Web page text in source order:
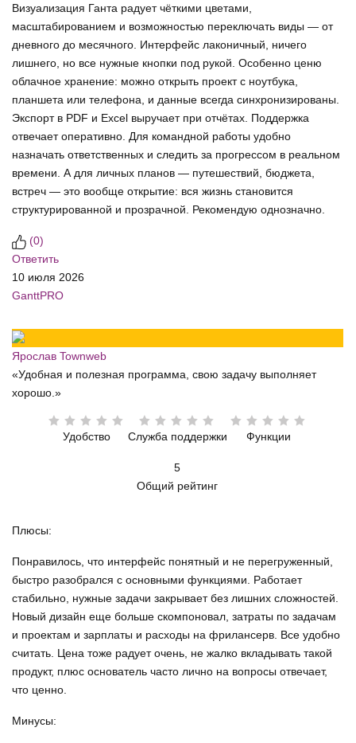
Визуализация Ганта радует чёткими цветами,
масштабированием и возможностью переключать виды — от
дневного до месячного. Интерфейс лаконичный, ничего
лишнего, но все нужные кнопки под рукой. Особенно ценю
облачное хранение: можно открыть проект с ноутбука,
планшета или телефона, и данные всегда синхронизированы.
Экспорт в PDF и Excel выручает при отчётах. Поддержка
отвечает оперативно. Для командной работы удобно
назначать ответственных и следить за прогрессом в реальном
времени. А для личных планов — путешествий, бюджета,
встреч — это вообще открытие: вся жизнь становится
структурированной и прозрачной. Рекомендую однозначно.
(0)
Ответить
10 июля 2026
GanttPRO
Ярослав Townweb
«Удобная и полезная программа, свою задачу выполняет
хорошо.»
Удобство Служба поддержки Функции
5
Общий рейтинг
Плюсы:
Понравилось, что интерфейс понятный и не перегруженный,
быстро разобрался с основными функциями. Работает
стабильно, нужные задачи закрывает без лишних сложностей.
Новый дизайн еще больше скомпоновал, затраты по задачам
и проектам и зарплаты и расходы на фрилансерв. Все удобно
считать. Цена тоже радует очень, не жалко вкладывать такой
продукт, плюс основатель часто лично на вопросы отвечает,
что ценно.
Минусы: